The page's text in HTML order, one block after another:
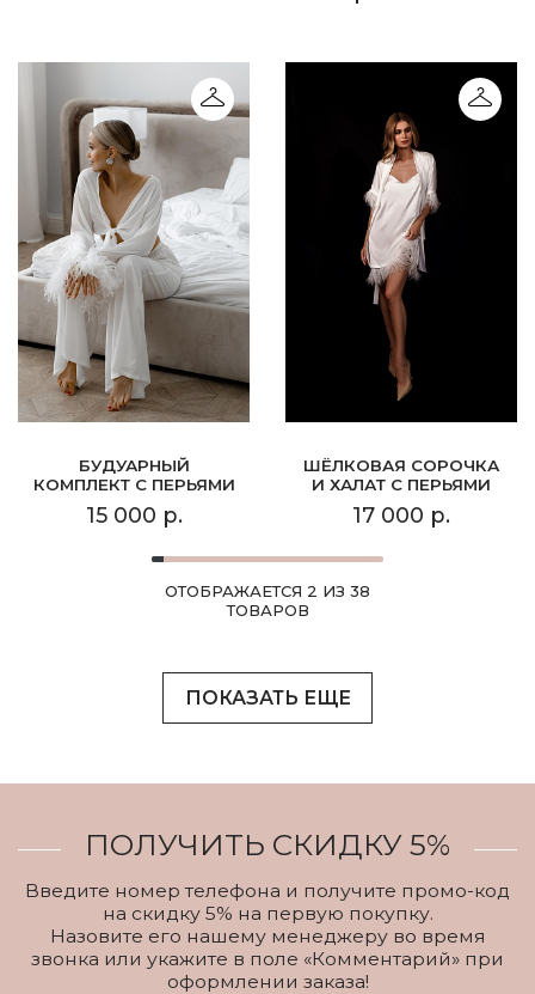
БУДУАРНЫЙ
КОМПЛЕКТ С ПЕРЬЯМИ
15 000 р.
ШЁЛКОВАЯ СОРОЧКА
И ХАЛАТ С ПЕРЬЯМИ
17 000 р.
ОТОБРАЖАЕТСЯ 2 ИЗ 38
ТОВАРОВ
ПОКАЗАТЬ ЕЩЕ
ПОЛУЧИТЬ СКИДКУ 5%
Введите номер телефона и получите промо-код
на скидку 5% на первую покупку.
Назовите его нашему менеджеру во время
звонка или укажите в поле «Комментарий» при
оформлении заказа!